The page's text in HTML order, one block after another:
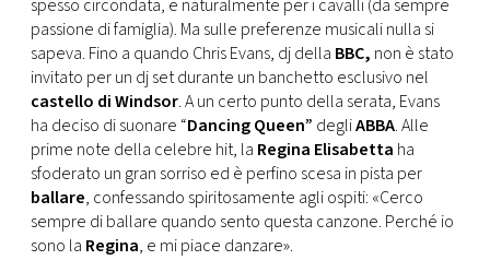
spesso circondata, e naturalmente per i cavalli (da sempre
passione di famiglia). Ma sulle preferenze musicali nulla si
sapeva. Fino a quando Chris Evans, dj della BBC, non è stato
invitato per un dj set durante un banchetto esclusivo nel
castello di Windsor. A un certo punto della serata, Evans
ha deciso di suonare “Dancing Queen” degliABBA. Alle
prime note della celebre hit, la Regina Elisabetta ha
sfoderato un gran sorriso ed è perfino scesa in pista per
ballare, confessando spiritosamente agli ospiti: «Cerco
sempre di ballare quando sento questa canzone. Perché io
sono la Regina, e mi piace danzare».